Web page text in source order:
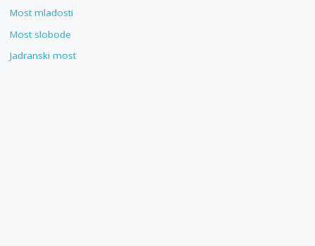
Most mladosti
Most slobode
Jadranski most